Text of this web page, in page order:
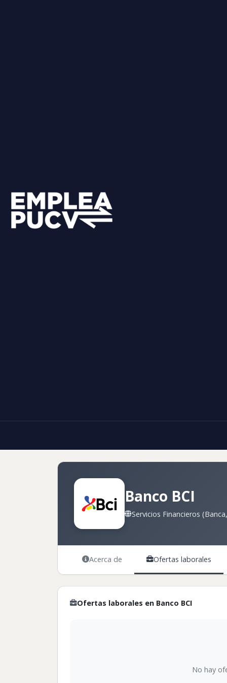
Banco BCI
Servicios Financieros
Acerca de Ofertas laborales
Ofertas laborales en Banco BCI
No hay